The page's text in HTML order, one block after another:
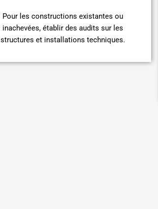
Pour les constructions existantes ou
inachevées, établir des audits sur les
structures et installations techniques.